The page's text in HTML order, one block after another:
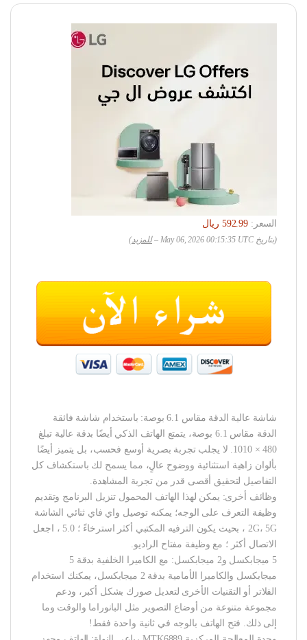
السعر:
‏592.99 ريال
(بتاريخ May 06, 2026 00:15:35 UTC – للمزيد)
شاشة عالية الدقة مقاس 6.1 بوصة: باستخدام شاشة فائقة
الدقة مقاس 6.1 بوصة، يتمتع الهاتف الذكي أيضًا بدقة عالية تبلغ
480 × 1010. لا يجلب تجربة بصرية أوسع فحسب، بل يتميز أيضًا
بألوان زاهية استثنائية ووضوح عالٍ، مما يسمح لك باستكشاف كل
التفاصيل لتحقيق أقصى قدر من تجربة المشاهدة.
وظائف أخرى: يمكن لهذا الهاتف المحمول تنزيل البرنامج وتقديم
وظيفة التعرف على الوجه؛ يمكنه توصيل واي فاي ثنائي الشاشة
2G، 5G ، بحيث يكون الترفيه المكتبي أكثر استرخاءً ؛ 5.0 ، اجعل
الاتصال أكثر ؛ مع وظيفة مفتاح الراديو.
5 ميجابكسل و2 ميجابكسل: مع الكاميرا الخلفية بدقة 5
ميجابكسل والكاميرا الأمامية بدقة 2 ميجابكسل، يمكنك استخدام
الفلاتر أو التقنيات الأخرى لتعديل صورك بشكل أكبر، ودعم
مجموعة متنوعة من أوضاع التصوير مثل البانوراما والوقت وما
إلى ذلك. فتح الهاتف بالوجه في ثانية واحدة فقط!